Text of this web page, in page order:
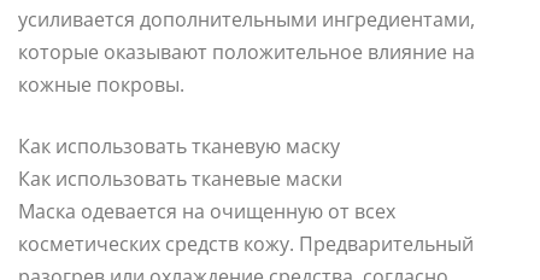
усиливается дополнительными ингредиентами,
которые оказывают положительное влияние на
кожные покровы.
Как использовать тканевую маску
Как использовать тканевые маски
Маска одевается на очищенную от всех
косметических средств кожу. Предварительный